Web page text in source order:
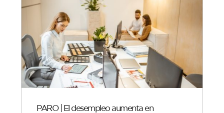
PARO | El desempleo aumenta en